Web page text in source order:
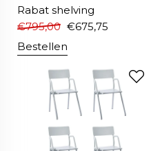
Rabat shelving
€795,00 €675,75
Bestellen